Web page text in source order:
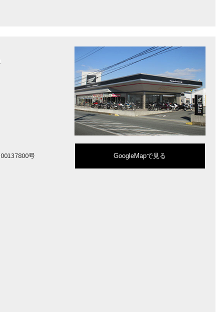
「CB1000R」のヘッドライト等の外観デザインや
「NC750X」大型スポーツモデル NC750X をフルモ
「CB1300 SUPER FOUR」「CB1300 SUPER BOL D’OR」ならびに
大型クルーザーモデル「Rebel 1100」を新発売!!
よりスポーティーなイメージを強化『CBR650R』を
Neo Sports Caféシリーズのミドルクラスモデル『
フルモデルチェンジした 新型「PCX」「PCX160」「
国内販売を予定するグローバルモデルがHondaバイク
「CRF250L」「CRF250 RALLY」をフルモデルチェン
号
GoogleMapで見る